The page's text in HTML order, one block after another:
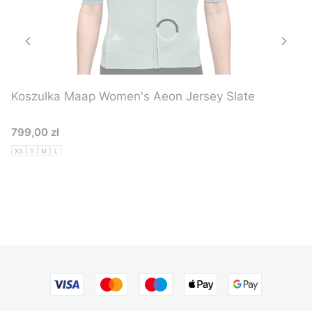
Koszulka Maap Women's Aeon Jersey Slate
Cena
799,00 zł
XS S M L